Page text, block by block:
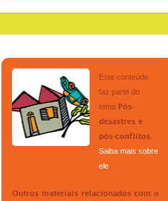
Este conteúdo
faz parte do
tema Pós-
desastres e
pós-conflitos
Saiba mais sobre
ele
Outros materiais relacionados com o